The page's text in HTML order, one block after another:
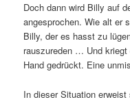
Doch dann wird Billy auf
angesprochen. Wie alt er
Billy, der es hasst zu
rauszureden … Und
Hand gedrückt. Eine
In dieser Situation